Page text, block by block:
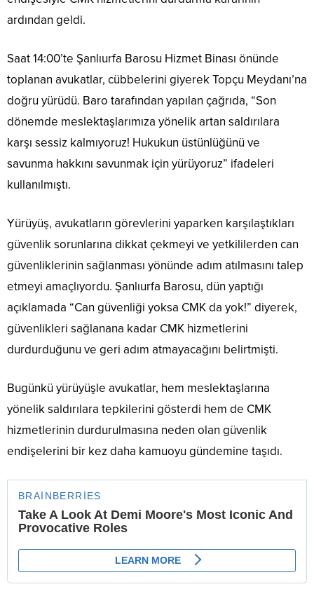
ardından geldi.
Saat 14:00’te Şanlıurfa Barosu Hizmet Binası önünde
toplanan avukatlar, cübbelerini giyerek Topçu Meydanı’na
doğru yürüdü. Baro tarafından yapılan çağrıda, “Son
dönemde meslektaşlarımıza yönelik artan saldırılara
karşı sessiz kalmıyoruz! Hukukun üstünlüğünü ve
savunma hakkını savunmak için yürüyoruz” ifadeleri
kullanılmıştı.
Yürüyüş, avukatların görevlerini yaparken karşılaştıkları
güvenlik sorunlarına dikkat çekmeyi ve yetkililerden can
güvenliklerinin sağlanması yönünde adım atılmasını talep
etmeyi amaçlıyordu. Şanlıurfa Barosu, dün yaptığı
açıklamada “Can güvenliği yoksa CMK da yok!” diyerek,
güvenlikleri sağlanana kadar CMK hizmetlerini
durdurduğunu ve geri adım atmayacağını belirtmişti.
Bugünkü yürüyüşle avukatlar, hem meslektaşlarına
yönelik saldırılara tepkilerini gösterdi hem de CMK
hizmetlerinin durdurulmasına neden olan güvenlik
endişelerini bir kez daha kamuoyu gündemine taşıdı.